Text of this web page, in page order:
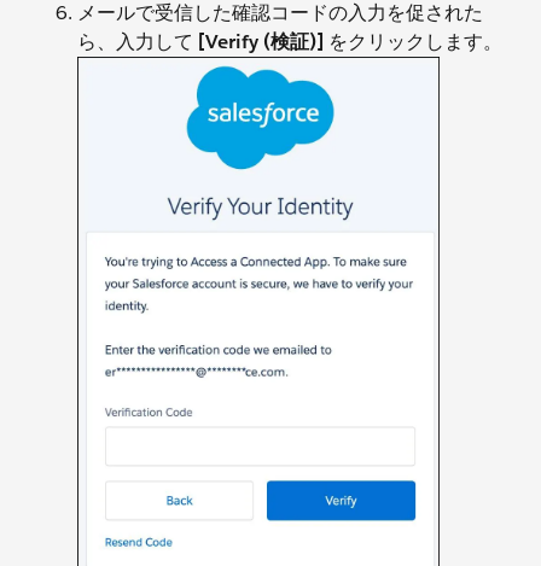
メールで受信した確認コードの入力を促された
ら、入力して [Verify (検証)] をクリックします。